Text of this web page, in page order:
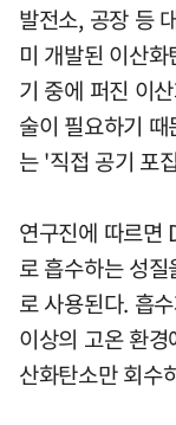
발전소, 공장 등
미 개발된 이산
기 중에 퍼진 이
술이 필요하기
는 '직접 공기 포
연구진에 따르면
로 흡수하는 성
로 사용된다. 흡
이상의 고온 환
산화탄소만 회수